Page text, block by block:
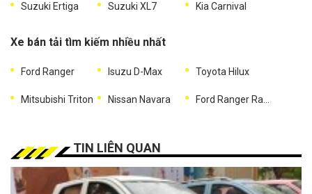
Suzuki Ertiga Suzuki XL7 Kia Carnival
Xe bán tải tìm kiếm nhiều nhất
Ford Ranger Isuzu D-Max Toyota Hilux
Mitsubishi Triton Nissan Navara Ford Ranger Raptor
TIN LIÊN QUAN